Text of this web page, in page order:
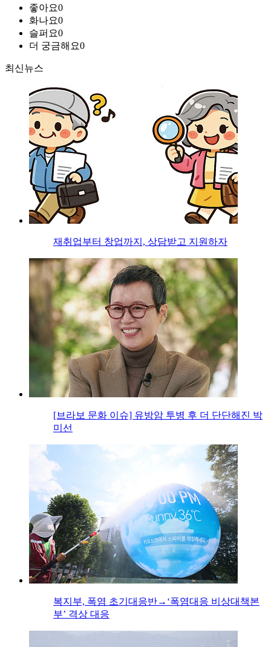
좋아요0
화나요0
슬퍼요0
더 궁금해요0
최신뉴스
재취업부터 창업까지, 상담받고 지원하자
[브라보 문화 이슈] 유방암 투병 후 더 단단해진 박
미선
복지부, 폭염 초기대응반→‘폭염대응 비상대책본
부’ 격상 대응